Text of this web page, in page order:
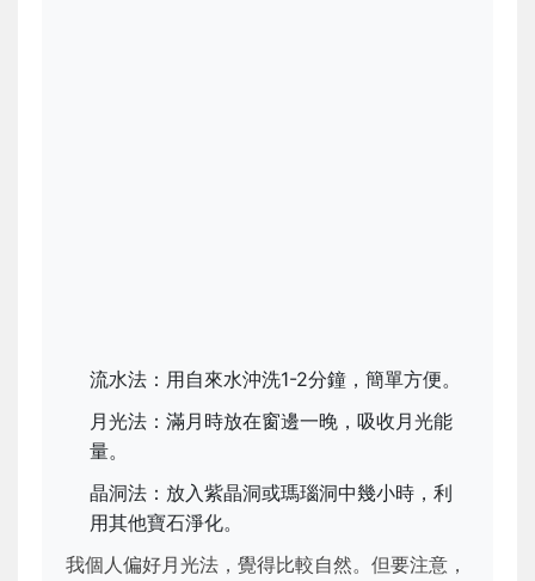
流水法：用自來水沖洗1-2分鐘，簡單方便。
月光法：滿月時放在窗邊一晚，吸收月光能
量。
晶洞法：放入紫晶洞或瑪瑙洞中幾小時，利
用其他寶石淨化。
我個人偏好月光法，覺得比較自然。但要注意，